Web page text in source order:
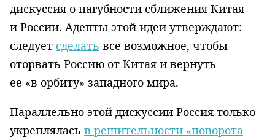
дискуссия о пагубности сближения Китая
и России. Адепты этой идеи утверждают:
следует сделать все возможное, чтобы
оторвать Россию от Китая и вернуть
ее «в орбиту» западного мира.
Параллельно этой дискуссии Россия только
укреплялась в решительности «поворота